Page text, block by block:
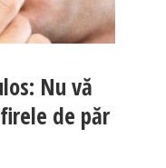
Nu vă
de păr